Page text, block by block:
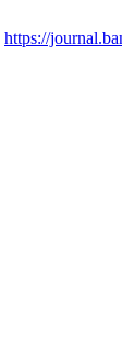
https://